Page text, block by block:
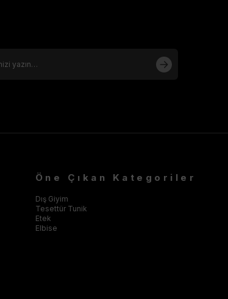
Öne Çıkan Kategoriler
Dış Giyim
Tesettür Tunik
Etek
Elbise